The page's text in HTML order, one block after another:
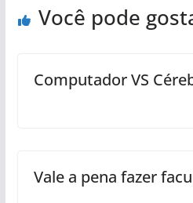
Você pode
Computador VS
Vale a pena fazer